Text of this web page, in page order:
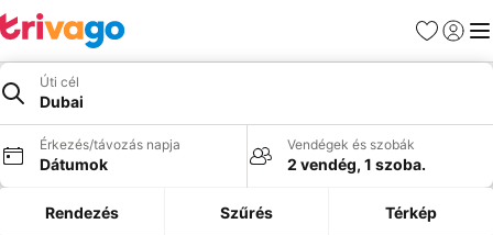
Kedvencek
Úti cél
Dubai
Érkezés/távozás napja
Dátumok
Vendégek és szobák
2 vendég, 1 szoba.
Rendezés Szűrés Térkép